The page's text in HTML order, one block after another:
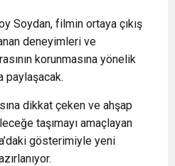
Soydan, filmin ortaya çıkış
deneyimleri ve
korunmasına yönelik
paylaşacak.
dikkat çeken ve ahşap
taşımayı amaçlayan
gösterimiyle yeni